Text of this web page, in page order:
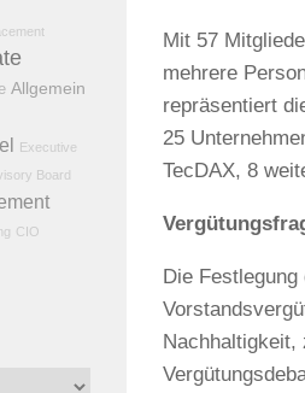
Mit 57
mehrere
repräsentiert
25
TecDAX, 8
Die
Nachhaltigkeit,
Allgemein
Executive
Board
CIO